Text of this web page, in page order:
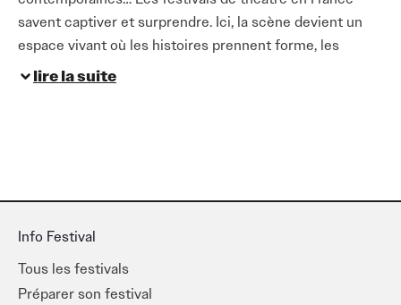
savent captiver et surprendre. Ici, la scène devient un
espace vivant où les histoires prennent forme, les
émotions circulent, et chaque performance crée un
vous soyez fan de classique, d’improvisation ou de
qui vous fera vibrer.
lire la suite
Info Festival
Tous les festivals
Préparer son festival